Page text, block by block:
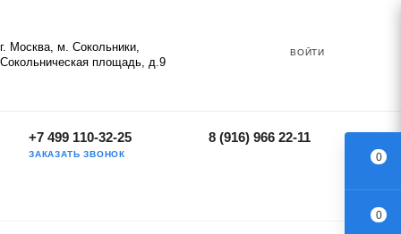
г. Москва, м. Сокольники,
Сокольническая площадь, д.9
ВОЙТИ
+7 499 110-32-25
ЗАКАЗАТЬ ЗВОНОК
8 (916) 966 22-11
0
0